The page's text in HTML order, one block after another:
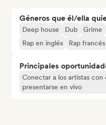
Géneros que él/ella
Deep house Dub Grime
Rap en inglés
Rap francés
Principales
Conectar a los artistas con
presentarse en vivo